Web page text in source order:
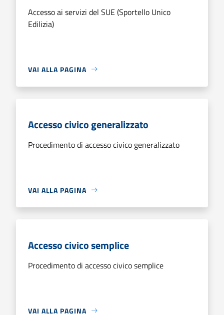
Accesso ai servizi del SUE (Sportello Unico
Edilizia)
VAI ALLA PAGINA
Accesso civico generalizzato
Procedimento di accesso civico generalizzato
VAI ALLA PAGINA
Accesso civico semplice
Procedimento di accesso civico semplice
VAI ALLA PAGINA